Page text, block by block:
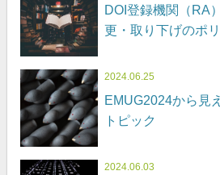
DOI登録機関（RA
更・取り下げのポ
2024.06.25
EMUG2024から見
トピック
2024.06.03